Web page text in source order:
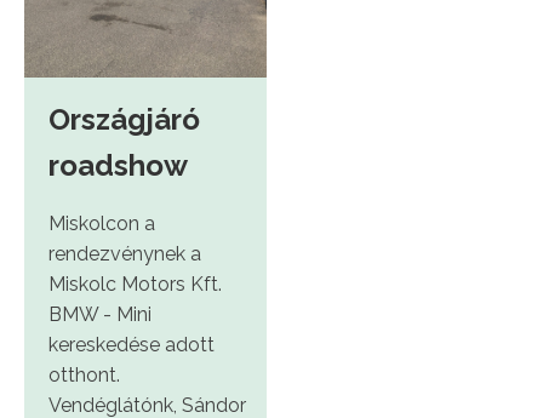
Országjáró
roadshow
Miskolcon a
rendezvénynek a
Miskolc Motors Kft.
BMW - Mini
kereskedése adott
otthont.
Vendéglátónk, Sándor